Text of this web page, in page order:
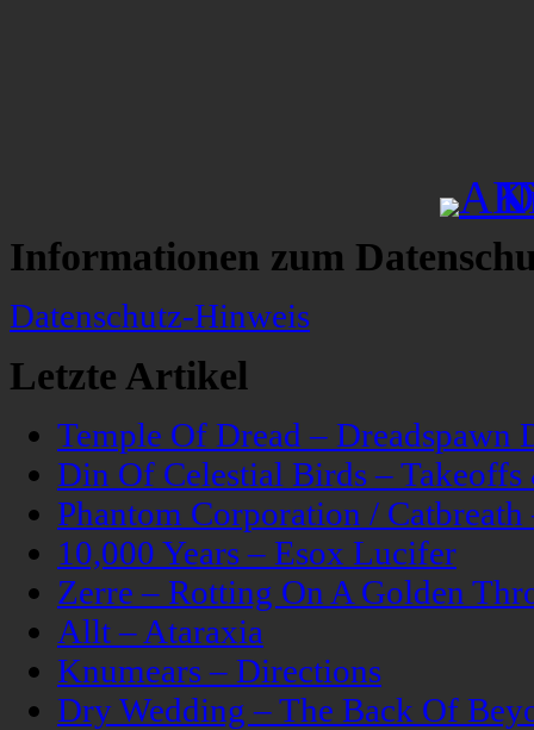
Informationen zum
Datenschutz-Hinweis
Letzte Artikel
Temple Of Dread – Dreadspawn
Din Of Celestial Birds –
Phantom Corporation /
10,000 Years – Esox Lucifer
Zerre – Rotting On A Golden
Allt – Ataraxia
Knumears – Directions
Dry Wedding – The Back Of